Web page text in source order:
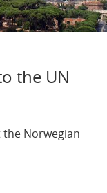
the UN
Norwegian